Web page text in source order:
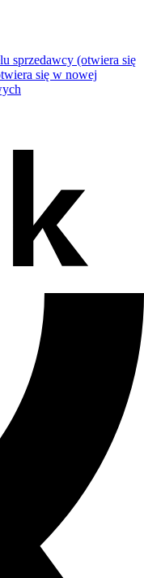
sprzedawcy (otwiera się
się w nowej